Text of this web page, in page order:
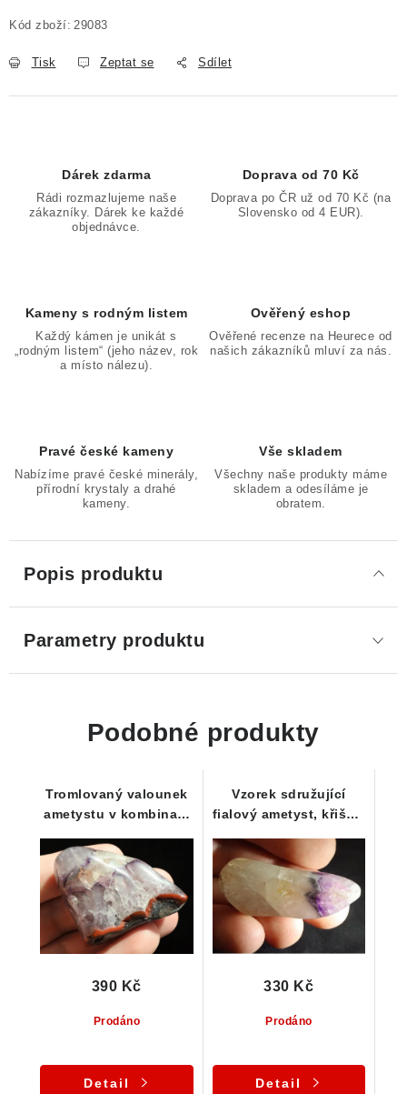
Kód zboží: 29083
Tisk Zeptat se Sdílet
Dárek zdarma
Rádi rozmazlujeme naše
zákazníky. Dárek ke každé
objednávce.
Doprava od 70 Kč
Doprava po ČR už od 70 Kč (na
Slovensko od 4 EUR).
Kameny s rodným listem
Každý kámen je unikát s
„rodným listem“ (jeho název, rok
a místo nálezu).
Ověřený eshop
Ověřené recenze na Heurece od
našich zákazníků mluví za nás.
Pravé české kameny
Nabízíme pravé české minerály,
přírodní krystaly a drahé
kameny.
Vše skladem
Všechny naše produkty máme
skladem a odesíláme je
obratem.
Popis produktu
Parametry produktu
Podobné produkty
Tromlovaný valounek
ametystu v kombinaci
a jaspisem
Prodáno
390 Kč
Detail
Vzorek sdružující
fialový ametyst, křišťál
Prodáno
330 Kč
Detail